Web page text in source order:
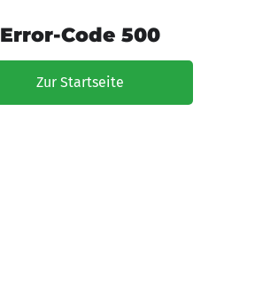
Error-Code 500
Zur Startseite